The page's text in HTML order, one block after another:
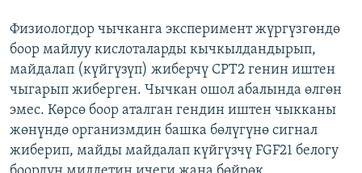
Физиологдор чычканга эксперимент жүргүзгөндө
боор майлуу кислоталарды кычкылдандырып,
майдалап (күйгүзүп) жиберчү СРТ2 генин иштен
чыгарып жиберген. Чычкан ошол абалында өлгөн
эмес. Көрсө боор аталган гендин иштен чыкканы
жөнүндө организмдин башка бөлүгүнө сигнал
жиберип, майды майдалап күйгүзчү FGF21 белогу